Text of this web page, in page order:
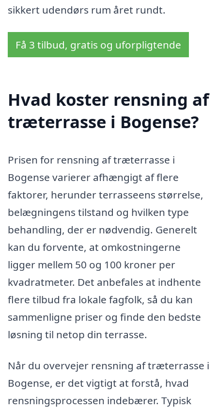
sikkert udendørs rum året rundt.
Få 3 tilbud, gratis og uforpligtende
Hvad koster rensning af
træterrasse i Bogense?
Prisen for rensning af træterrasse i
Bogense varierer afhængigt af flere
faktorer, herunder terrasseens størrelse,
belægningens tilstand og hvilken type
behandling, der er nødvendig. Generelt
kan du forvente, at omkostningerne
ligger mellem 50 og 100 kroner per
kvadratmeter. Det anbefales at indhente
flere tilbud fra lokale fagfolk, så du kan
sammenligne priser og finde den bedste
løsning til netop din terrasse.
Når du overvejer rensning af træterrasse i
Bogense, er det vigtigt at forstå, hvad
rensningsprocessen indebærer. Typisk